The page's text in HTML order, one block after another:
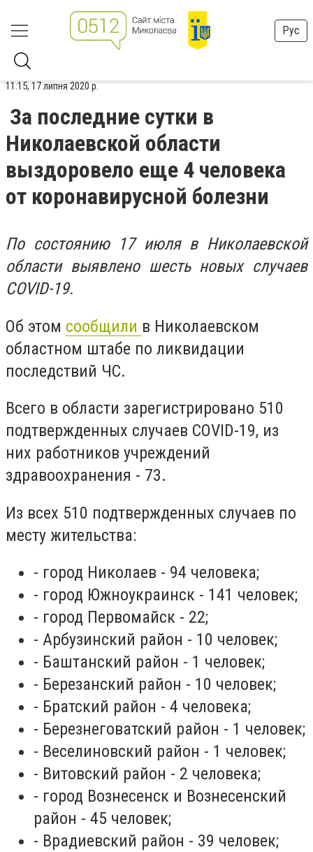
Рус
11:15, 17 липня 2020 р.
За последние сутки в
Николаевской области
выздоровело еще 4 человека
от коронавирусной болезни
По состоянию 17 июля в Николаевской
области выявлено шесть новых случаев
COVID-19.
Об этом сообщили в Николаевском
областном штабе по ликвидации
последствий ЧС.
Всего в области зарегистрировано 510
подтвержденных случаев COVID-19, из
них работников учреждений
здравоохранения - 73.
Из всех 510 подтвержденных случаев по
месту жительства:
- город Николаев - 94 человека;
- город Южноукраинск - 141 человек;
- город Первомайск - 22;
- Арбузинский район - 10 человек;
- Баштанский район - 1 человек;
- Березанский район - 10 человек;
- Братский район - 4 человека;
- Березнеговатский район - 1 человек;
- Веселиновский район - 1 человек;
- Витовский район - 2 человека;
- город Вознесенск и Вознесенский
район - 45 человек;
- Врадиевский район - 39 человек;